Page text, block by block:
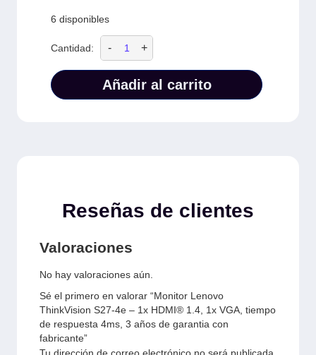
6 disponibles
Cantidad: - +
Añadir al carrito
Reseñas de clientes
Valoraciones
No hay valoraciones aún.
Sé el primero en valorar “Monitor Lenovo
ThinkVision S27-4e – 1x HDMI® 1.4, 1x VGA, tiempo
de respuesta 4ms, 3 años de garantia con
fabricante”
Tu dirección de correo electrónico no será publicada.